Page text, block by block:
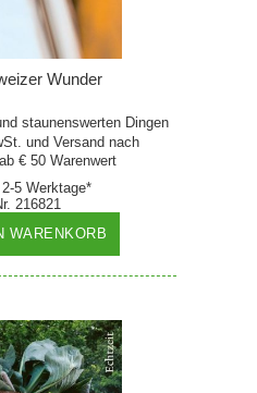
Wunder
staunenswerten Dingen
und Versand nach
€ 50 Warenwert
5 Werktage*
216821
WARENKORB